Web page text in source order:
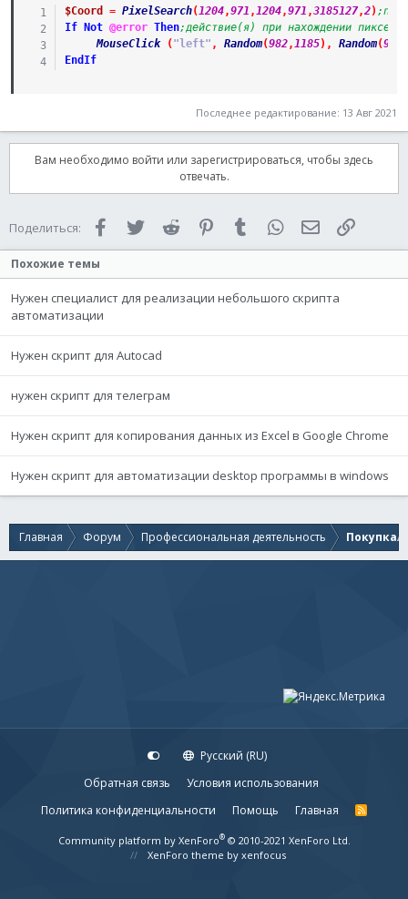
$Coord = PixelSearch(1204,971 ,1204,971 ,3185127,2)
If
Not @error Then;действие(я) при нахождении пикселя
MouseClick
( "left" , Random(982,1185) , Random(951
EndIf
Последнее редактирование: 13 Авг 2021
Вам необходимо войти или зарегистрироваться, чтобы здесь
отвечать.
Поделиться: FacebookTwitter Reddit PinterestTumblr WhatsAppЭлектронная
Похожие темы
Нужен специалист для реализации небольшого скрипта
автоматизации
Нужен скрипт для Autocad
нужен скрипт для телеграм
Нужен скрипт для копирования данных из Excel в Google Chrome
Нужен скрипт для автоматизации desktop программы в windows
Главная Форум Профессиональная деятельность Покупка/
Русский (RU)
Обратная связь
Условия использования
Политика конфиденциальности
Помощь Главная
R
Community platform by XenForo® © 2010-2021 XenForo Ltd.
XenForo theme by xenfocus